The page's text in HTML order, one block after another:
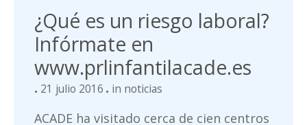
¿Qué es un riesgo laboral?
Infórmate en
www.prlinfantilacade.es
21 julio 2016 in noticias
ACADE ha visitado cerca de cien centros